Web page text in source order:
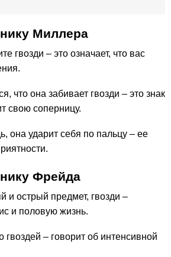
Миллера
гвозди – это означает, что вас
что она забивает гвозди – это знак
свою соперницу.
она ударит себя по пальцу – ее
Фрейда
и острый предмет, гвозди –
и половую жизнь.
гвоздей – говорит об интенсивной